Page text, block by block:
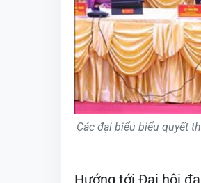
Các đại biểu biểu quyết
Hướng tới Đại hội